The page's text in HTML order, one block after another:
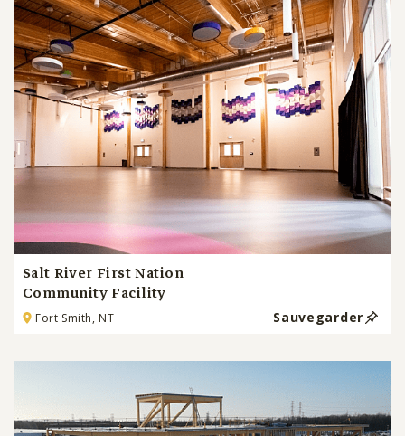
Salt River First Nation
Community Facility
Fort Smith, NT Sauvegarder